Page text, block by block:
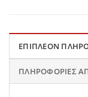
ΕΠΙΠΛΈΟΝ
ΠΛΗΡΟΦΟΡΊΕΣ